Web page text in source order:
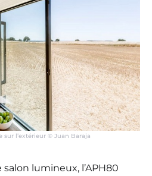
sur l’extérieur © Juan Baraja
lumineux, l’APH80